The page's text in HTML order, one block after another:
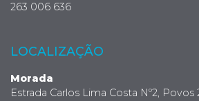
263 006 636
LOCALIZAÇÃO
Morada
Estrada Carlos Lima Costa Nº2,